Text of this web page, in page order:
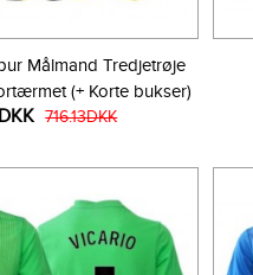
Målmand Tredjetrøje
(+ Korte bukser)
716.13DKK